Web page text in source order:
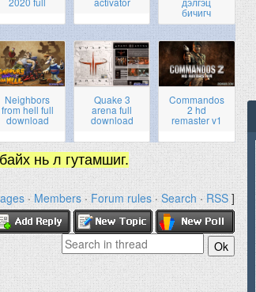
бичигч
Neighbors
from hell full
download
Quake 3
arena full
download
Commandos
2 hd
remaster v1
нь л гутамшиг.
·Members·Forum rules·Search·RSS]